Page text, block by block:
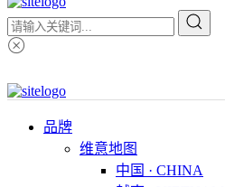
品牌
维意地图
中国 · CHINA